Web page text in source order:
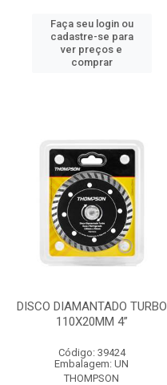
Faça seu login ou
cadastre-se para
ver preços e
comprar
DISCO DIAMANTADO TURBO
110X20MM 4”
Código: 39424
Embalagem: UN
THOMPSON